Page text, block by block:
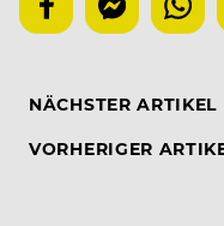
NÄCHSTER ARTIKEL
VORHERIGER